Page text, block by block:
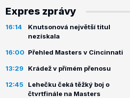
Expres zprávy
16:14
Knutsonová největší titul
nezískala
16:00 Přehled Masters v Cincinnati
13:29 Krádež v přímém přenosu
12:45
Lehečku čeká těžký boj o
čtvrtfinále na Masters